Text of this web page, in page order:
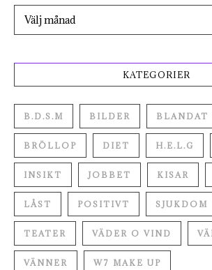
Arkiv
KATEGORIER
B.D.S.M BILDER BLANDAT
BRÖLLOP DIET H.E.L.G
INSIKT JOBBET KISAR
LÅST POSITIVT SJUKDOM
TEATER VÄDER O VIND
VÄNNER W7 MAKE UP